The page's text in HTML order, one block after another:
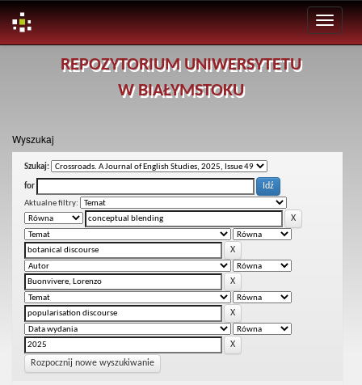
REPOZYTORIUM UNIWERSYTETU
W BIAŁYMSTOKU
Wyszukaj
Szukaj:
for
Aktualne filtry:
Rozpocznij nowe wyszukiwanie